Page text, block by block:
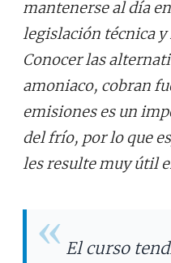
mantenerse al día
legislación técnica
Conocer las
amoniaco, cobran
emisiones es un
del frío, por lo que
les resulte muy útil
El curso